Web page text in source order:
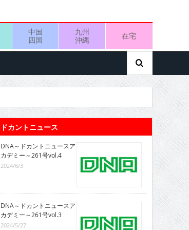
中国
四国
九州
沖縄
在宅
ドカントニュース
DNA～ドカントニュースア
カデミー～261号vol.4
2024/6/3
DNA～ドカントニュースア
カデミー～261号vol.3
2024/5/27